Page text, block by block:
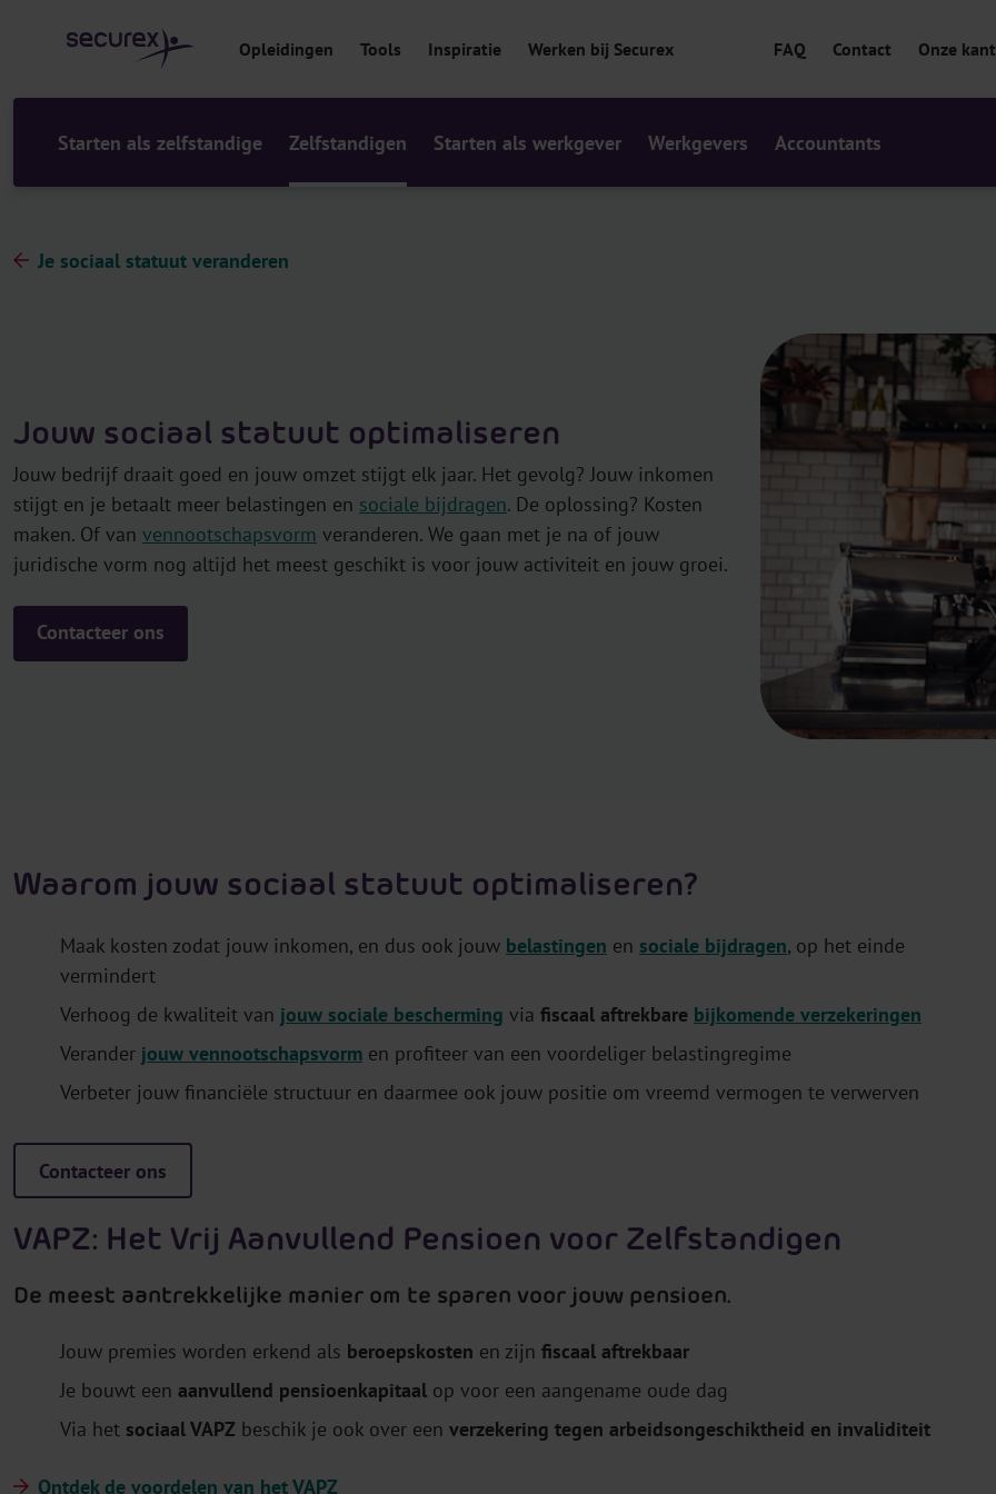
Opleidingen Tools Inspiratie Werken bij Securex FAQ Contact Onze
Starten als zelfstandige Zelfstandigen Starten als werkgever Werkgevers Accountants
Je sociaal statuut veranderen
Jouw sociaal statuut optimaliseren
Jouw bedrijf draait goed en jouw omzet stijgt elk jaar. Het gevolg? Jouw inkomen
stijgt en je betaalt meer belastingen en sociale bijdragen. De oplossing? Kosten
maken. Of van vennootschapsvorm veranderen. We gaan met je na of jouw
juridische vorm nog altijd het meest geschikt is voor jouw activiteit en jouw groei.
Contacteer ons
Waarom jouw sociaal statuut optimaliseren?
Maak kosten zodat jouw inkomen, en dus ook jouw belastingen en sociale bijdragen, op het einde
vermindert
Verhoog de kwaliteit van jouw sociale bescherming via fiscaal aftrekbare bijkomende verzekeringen
Verander jouw vennootschapsvorm en profiteer van een voordeliger belastingregime
Verbeter jouw financiële structuur en daarmee ook jouw positie om vreemd vermogen te verwerven
Contacteer ons
VAPZ: Het Vrij Aanvullend Pensioen voor Zelfstandigen
De meest aantrekkelijke manier om te sparen voor jouw pensioen.
Jouw premies worden erkend als beroepskosten en zijn fiscaal aftrekbaar
Je bouwt een aanvullend pensioenkapitaal op voor een aangename oude dag
Via het sociaal VAPZ beschik je ook over een verzekering tegen arbeidsongeschiktheid en invaliditeit
Ontdek de voordelen van het VAPZ